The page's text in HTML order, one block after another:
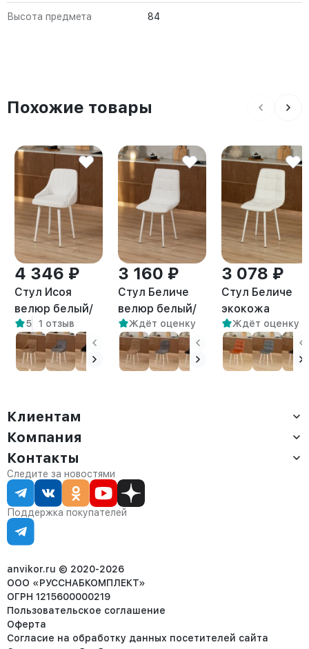
Высота предмета 84
Похожие товары
4 346 ₽
Стул Исоя
велюр белый/
белый
5 1 отзыв
3 160 ₽
Стул Беличе
велюр белый/
белый
Ждёт оценку
3 078 ₽
Стул Беличе
экокожа
белый/белый
Ждёт оценку
Клиентам
Доставка
Оплата
Сервис
Статус заказа
Статьи
Компания
О компании
Контакты
Партнёрам
Контакты
Отдел продаж:
8 (800) 234-22-62
corp@anvikor.ru
Ежедневно, с 7:00-19:00 (МСК)
Отдел рекламации:
8 (953) 455-25-61
Следите за новостями
Поддержка покупателей
anvikor.ru © 2020-2026
ООО «РУССНАБКОМПЛЕКТ»
ОГРН 1215600000219
Пользовательское соглашение
Оферта
Согласие на обработку данных посетителей сайта